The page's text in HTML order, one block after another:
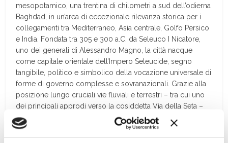
mesopotamico, una trentina di chilometri a sud dell’odierna
Baghdad, in un’area di eccezionale rilevanza storica per i
collegamenti tra Mediterraneo, Asia centrale, Golfo Persico
e India. Fondata tra 305 e 300 a.C. da Seleuco I Nicatore,
uno dei generali di Alessandro Magno, la città nacque
come capitale orientale dell’Impero Seleucide, segno
tangibile, politico e simbolico della vocazione universale di
forme di governo complesse e sovranazionali. Grazie alla
posizione lungo cruciali vie fluviali e terrestri – tra cui uno
dei principali approdi verso la cosiddetta Via della Seta –
Seleucia si sviluppò rapidamente fino a divenire una vera
megalopoli.